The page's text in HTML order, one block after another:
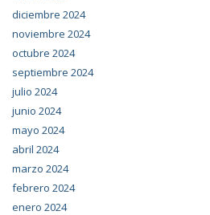
diciembre 2024
noviembre 2024
octubre 2024
septiembre 2024
julio 2024
junio 2024
mayo 2024
abril 2024
marzo 2024
febrero 2024
enero 2024